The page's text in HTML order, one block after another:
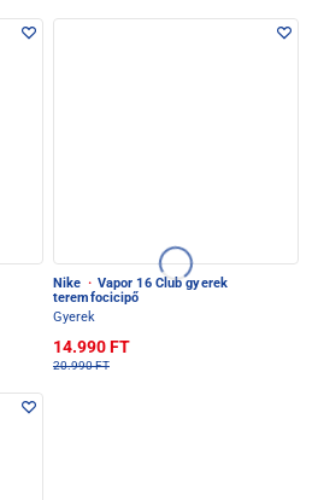
Nike · Vapor 16 Club gyerek
teremfocicipő
Gyerek
14.990 FT
20.990 FT